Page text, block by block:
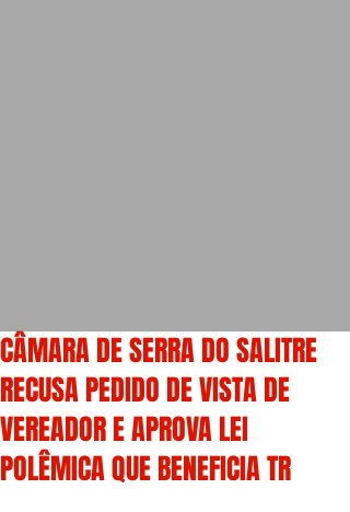
CÂMARA DE SERRA DO SALITRE
RECUSA PEDIDO DE VISTA DE
VEREADOR E APROVA LEI
POLÊMICA QUE BENEFICIA TR